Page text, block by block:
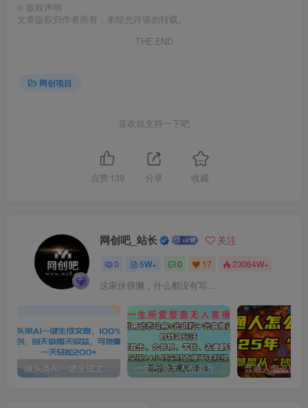
© 版权声明
文章版权归作者所有，未经允许请勿转载。
THE END
网创项目
喜欢就支持一下吧
点赞 139 分享 收藏
网创吧_站长 关注
0 5W+ 0 17 23064W+
这家伙很懒，什么都没有写...
微头条AI一键生成文章，100%过原创，当天做隔天收益，可批量，一天轻松200+ 一生所爱无人整蛊升级版9.0，利用动态噪点+光斑粒子光条推进的特效玩法，内附暴击、合并帧、干扰、去重的手法，实现24小时实时直播不违规操，单场日入1500+，小白也能无脑驾驭